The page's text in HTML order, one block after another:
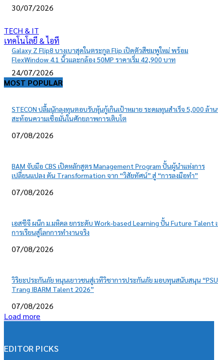
30/07/2026
TECH & IT
เทคโนโลยี & ไอที
Galaxy Z Flip8 บางเบาสุดในตระกูล Flip เปิดตัวสีชมพูใหม่ พร้อม
FlexWindow 4.1 นิ้วและกล้อง 50MP ราคาเริ่ม 42,900 บาท
24/07/2026
MOST POPULAR
STECON ปลื้มนักลงทุนตอบรับหุ้นกู้เกินเป้าหมาย ระดมทุนสำเร็จ 5,000 ล้า
สะท้อนความเชื่อมั่นในศักยภาพการเติบโต
07/08/2026
BAM จับมือ CBS เปิดหลักสูตร Management Program ปั้นผู้นำแห่งการ
เปลี่ยนแปลง ดัน Transformation จาก “วิสัยทัศน์” สู่ “การลงมือทำ”
07/08/2026
เอสซีจี ผนึก ม.มหิดล ยกระดับ Work-based Learning ปั้น Future Talent
การเรียนสู่โลกการทำงานจริง
07/08/2026
วิริยะประกันภัย หนุนเยาวชนสู่เวทีวิชาการประกันภัย มอบทุนสนับสนุน “PSU
Trang IBARM Talent 2026”
07/08/2026
Load more
EDITOR PICKS